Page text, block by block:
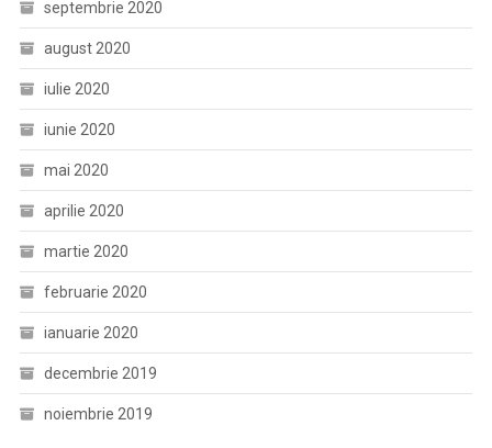
septembrie 2020
august 2020
iulie 2020
iunie 2020
mai 2020
aprilie 2020
martie 2020
februarie 2020
ianuarie 2020
decembrie 2019
noiembrie 2019